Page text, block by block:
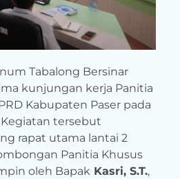
Tabalong Bersinar
kunjungan kerja Panitia
Kabupaten Paser pada
Kegiatan tersebut
rapat utama lantai 2
Panitia Khusus
oleh Bapak Kasri, S.T.,